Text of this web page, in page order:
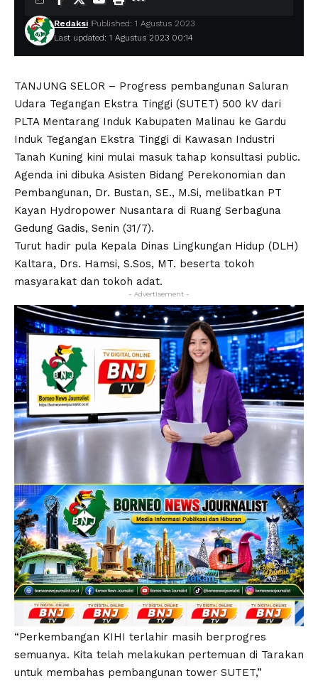
Last updated: 1 Agustus 2023 00:14
Redaksi Published: 1 Agustus 2023
TANJUNG SELOR – Progress pembangunan Saluran
Udara Tegangan Ekstra Tinggi (SUTET) 500 kV dari
PLTA Mentarang Induk Kabupaten Malinau ke Gardu
Induk Tegangan Ekstra Tinggi di Kawasan Industri
Tanah Kuning kini mulai masuk tahap konsultasi public.
Agenda ini dibuka Asisten Bidang Perekonomian dan
Pembangunan, Dr. Bustan, SE., M.Si, melibatkan PT
Kayan Hydropower Nusantara di Ruang Serbaguna
Gedung Gadis, Senin (31/7).
Turut hadir pula Kepala Dinas Lingkungan Hidup (DLH)
Kaltara, Drs. Hamsi, S.Sos, MT. beserta tokoh
masyarakat dan tokoh adat.
- Advertisement -
“Perkembangan KIHI terlahir masih berprogres
semuanya. Kita telah melakukan pertemuan di Tarakan
untuk membahas pembangunan tower SUTET,”